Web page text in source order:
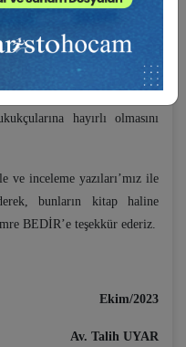
İçtihatları"na yer verilmiştir.
aşan ve (151) ‘makale ve
mütalâa’larımızın ve (48)
hayırlı olmasını
ve inceleme yazıları’mız ile
bunların kitap haline
BEDİR’e teşekkür ederiz.
Ekim/2023
Av. Talih UYAR